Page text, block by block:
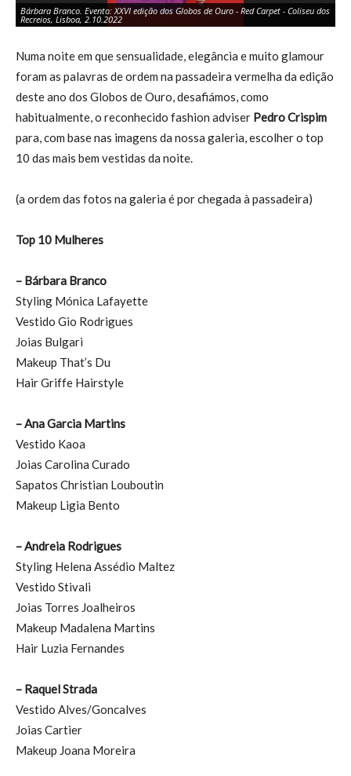
Bárbara Branco. Evento: XXVI edição dos Globos de Ouro - Red Carpet - Coliseu dos
Recreios, Lisboa, 2.10.2022
Numa noite em que sensualidade, elegância e muito glamour
foram as palavras de ordem na passadeira vermelha da edição
deste ano dos Globos de Ouro, desafiámos, como
habitualmente, o reconhecido fashion adviser Pedro Crispim
para, com base nas imagens da nossa galeria, escolher o top
10 das mais bem vestidas da noite.
(a ordem das fotos na galeria é por chegada à passadeira)
Top 10 Mulheres
– Bárbara Branco
Styling Mónica Lafayette
Vestido Gio Rodrigues
Joias Bulgari
Makeup That’s Du
Hair Griffe Hairstyle
– Ana Garcia Martins
Vestido Kaoa
Joias Carolina Curado
Sapatos Christian Louboutin
Makeup Ligia Bento
– Andreia Rodrigues
Styling Helena Assédio Maltez
Vestido Stivali
Joias Torres Joalheiros
Makeup Madalena Martins
Hair Luzia Fernandes
– Raquel Strada
Vestido Alves/Goncalves
Joias Cartier
Makeup Joana Moreira